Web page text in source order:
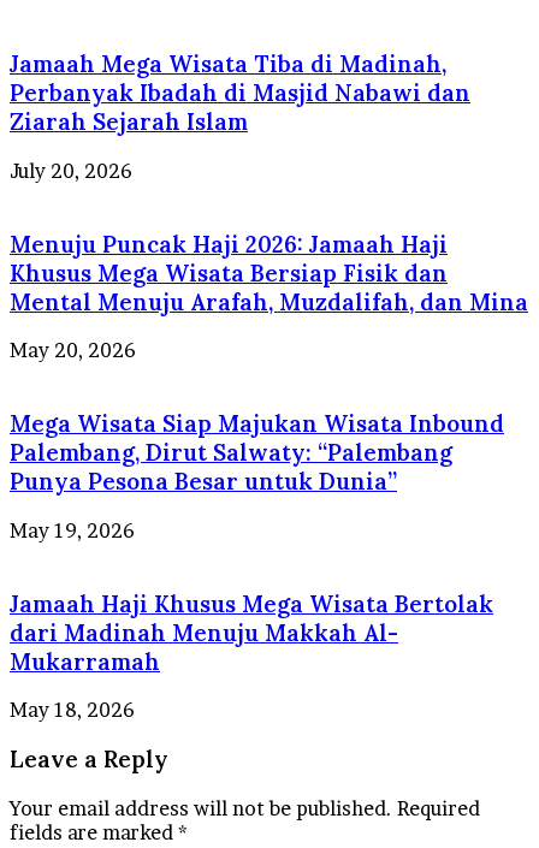
Jamaah Mega Wisata Tiba di Madinah,
Perbanyak Ibadah di Masjid Nabawi dan
Ziarah Sejarah Islam
July 20, 2026
Menuju Puncak Haji 2026: Jamaah Haji
Khusus Mega Wisata Bersiap Fisik dan
Mental Menuju Arafah, Muzdalifah, dan Mina
May 20, 2026
Mega Wisata Siap Majukan Wisata Inbound
Palembang, Dirut Salwaty: “Palembang
Punya Pesona Besar untuk Dunia”
May 19, 2026
Jamaah Haji Khusus Mega Wisata Bertolak
dari Madinah Menuju Makkah Al-
Mukarramah
May 18, 2026
Leave a Reply
Your email address will not be published. Required
fields are marked *